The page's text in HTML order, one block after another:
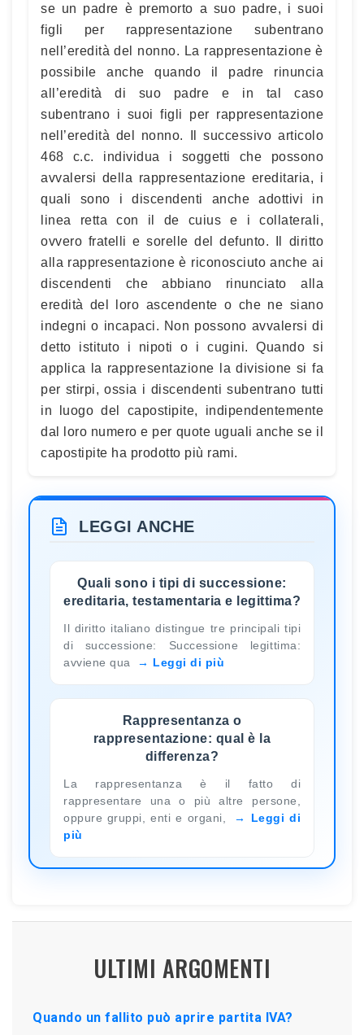
se un padre è premorto a suo padre, i suoi
figli per rappresentazione subentrano
nell’eredità del nonno. La rappresentazione è
possibile anche quando il padre rinuncia
all’eredità di suo padre e in tal caso
subentrano i suoi figli per rappresentazione
nell’eredità del nonno. Il successivo articolo
468 c.c. individua i soggetti che possono
avvalersi della rappresentazione ereditaria, i
quali sono i discendenti anche adottivi in
linea retta con il de cuius e i collaterali,
ovvero fratelli e sorelle del defunto. Il diritto
alla rappresentazione è riconosciuto anche ai
discendenti che abbiano rinunciato alla
eredità del loro ascendente o che ne siano
indegni o incapaci. Non possono avvalersi di
detto istituto i nipoti o i cugini. Quando si
applica la rappresentazione la divisione si fa
per stirpi, ossia i discendenti subentrano tutti
in luogo del capostipite, indipendentemente
dal loro numero e per quote uguali anche se il
capostipite ha prodotto più rami.
LEGGI ANCHE
Quali sono i tipi di successione:
ereditaria, testamentaria e legittima?
Il diritto italiano distingue tre principali tipi
di successione: Successione legittima:
avviene qua
Leggi di più
Rappresentanza o
rappresentazione: qual è la
differenza?
La rappresentanza è il fatto di
rappresentare una o più altre persone,
oppure gruppi, enti e organi,
Leggi di
più
ULTIMI ARGOMENTI
Quando un fallito può aprire partita IVA?